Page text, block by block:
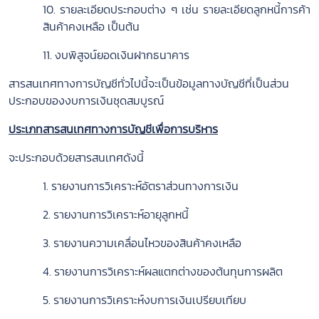
10. รายละเอียดประกอบต่าง ๆ เช่น รายละเอียดลูกหนี้การค้า
สินค้าคงเหลือ เป็นต้น
11. งบพิสูจน์ยอดเงินฝากธนาคาร
สารสนเทศทางการบัญชีทั่วไปนี้จะเป็นข้อมูลทางบัญชีที่เป็นส่วน
ประกอบของงบการเงินชุดสมบูรณ์
ประเภทสารสนเทศทางการบัญชีเพื่อการบริหาร
จะประกอบด้วยสารสนเทศดังนี้
1. รายงานการวิเคราะห์อัตราส่วนทางการเงิน
2. รายงานการวิเคราะห์อายุลูกหนี้
3. รายงานความเคลื่อนไหวของสินค้าคงเหลือ
4. รายงานการวิเคราะห์ผลแตกต่างของต้นทุนการผลิต
5. รายงานการวิเคราะห์งบการเงินเปรียบเทียบ